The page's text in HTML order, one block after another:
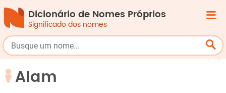
Dicionário de Nomes Próprios
Significado dos nomes
Alam